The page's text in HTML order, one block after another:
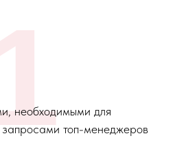
необходимыми для
топ-менеджеров